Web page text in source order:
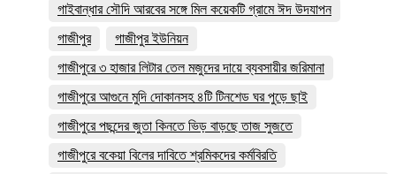
গাইবান্ধার সৌদি আরবের সঙ্গে মিল কয়েকটি গ্রামে ঈদ উদযাপন
গাজীপুর
গাজীপুর ইউনিয়ন
গাজীপুরে ৩ হাজার লিটার তেল মজুদের দায়ে ব্যবসায়ীর জরিমানা
গাজীপুরে আগুনে মুদি দোকানসহ ৪টি টিনশেড ঘর পুড়ে ছাই
গাজীপুরে পছন্দের জুতা কিনতে ভিড় বাড়ছে তাজ সুজতে
গাজীপুরে বকেয়া বিলের দাবিতে শ্রমিকদের কর্মবিরতি